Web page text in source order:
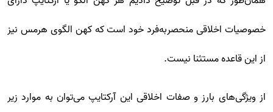
خصوصیات اخلاقی منحصربه‌فرد خود است که کهن الگوی هرمس نیز
از این قاعده مستثنا نیست.
از ویژگی‌های بارز و صفات اخلاقی این آرکتایپ می‌توان به موارد زیر